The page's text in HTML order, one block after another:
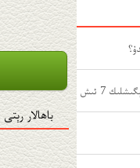
7 ئىش
باھالار رېتى